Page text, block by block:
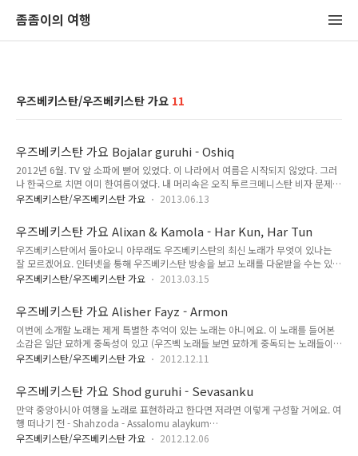
좀좀이의 여행
우즈베키스탄/우즈베키스탄 가요 11
우즈베키스탄 가요 Bojalar guruhi - Oshiq
2012년 6월. TV 앞 소파에 뻗어 있었다. 이 나라에서 여름은 시작되지 않았다. 그러
나 한국으로 치면 이미 한여름이었다. 내 머리속은 오직 투르크메니스탄 비자 문제와
여행 일정 짜는 것 뿐이었다. 이렇게 여행 준비를 철저히 하려고 노력했던 적도 없었
에 맞게 하는 여행에 익숙했다. 하지만 이번에는 달랐다. 어떻게든 5일 안에 투르크
메니스탄을 빠져나가야 했고, 하필이면 언제 뜰지도 모르는 배를 타고 아제르바이잔
으로 가야 했다. 그 이전에 아슈하바트에서 투르크멘바쉬로 가는 기차표를 사야 했
다. 하지만 모든 게 불확실했다. 보통 여행 즈음이 되면 다른 준비는 안 해도 현지어
몇 마디 정도는 익히기 위해 급히 공부를 하곤 ..
우즈베키스탄/우즈베키스탄 가요 2013.06.13
우즈베키스탄 가요 Alixan & Kamola - Har Kun, Har Tun
우즈베키스탄에서 돌아오니 아무래도 우즈베키스탄의 최신 노래가 무엇이 있나는
잘 모르겠어요. 인터넷을 통해 우즈베키스탄 방송을 보고 노래를 다운받을 수는 있는
데 노래를 다 다운받아 듣기는 귀찮고, 만만한 것이 방송을 듣는 것인데 자취방에 인
라 우즈베키스탄에서와 마찬가지로 테더링으로 인터넷을 쓰고 있는데 TV방송 보려
고 하면 자꾸 끊기거든요. 그래서 예전 우즈베키스탄에서 즐겨 듣던 노래를 가끔 다
시 듣고 있는데 그 중 하나가 바로 Alixan & Kamola 의 Har Kun, Har Tun 이에요.
참고로 이 글을 써야겠다는 생각은 우즈베키스탄에 있을 때에 했어요. 그래서 미리
동영상을 찾아서 동영상 링크를 블로그에 저장해 두..
우즈베키스탄/우즈베키스탄 가요 2013.03.15
우즈베키스탄 가요 Alisher Fayz - Armon
이번에 소개할 노래는 제게 특별한 추억이 있는 노래는 아니에요. 이 노래를 들어본
소감은 일단 묘하게 중독성이 있고 (우즈벡 노래들 보면 묘하게 중독되는 노래들이
많아요. 처음 들을 때에는 그냥 그러려니 하고 넘기는데 특정 부분이 나중에 계속 머
왠지 한이 느껴지는 가락이랄까요. 그런데 제목 자체가 '이루어지지 않은 희망'이라
는 뜻이에요. 여담으로, 이 가수 역시 원래 이런 노래를 부르는 사람은 아니에요. 이
가수의 노래는 진짜로 '민족 전통 음악'이라고 해도 될 정도로 '흐엉흐엉 히앵히앵'인
데 이 노래만 이렇답니다. Har yurakda bor ekan bu dardu-alam, Meni yezib
qo'ydi bunday..
우즈베키스탄/우즈베키스탄 가요 2012.12.11
우즈베키스탄 가요 Shod guruhi - Sevasanku
만약 중앙아시아 여행을 노래로 표현하라고 한다면 저라면 이렇게 구성할 거에요. 여
행 떠나기 전 - Shahzoda - Assalomu alaykum
(http://zomzom.tistory.com/582) (현재 노래들 찾고 있는 중) 여행 말기 -
우즈베키스탄/우즈베키스탄 가요 2012.12.06